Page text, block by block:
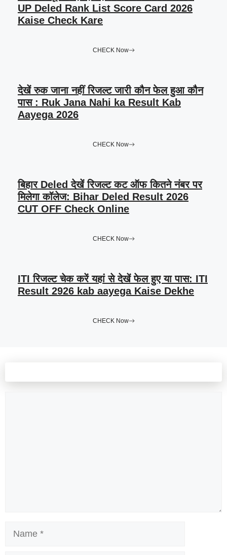
UP Deled Rank List Score Card 2026
Kaise Check Kare
CHECK Now
देखें रुक जाना नहीं रिजल्ट जारी कौन फेल हुआ कौन
पास : Ruk Jana Nahi ka Result Kab
Aayega 2026
CHECK Now
बिहार Deled देखें रिजल्ट कट ऑफ कितने नंबर पर
मिलेगा कॉलेज: Bihar Deled Result 2026
CUT OFF Check Online
CHECK Now
ITI रिजल्ट चेक करें यहां से देखें फेल हुए या पास: ITI
Result 2926 kab aayega Kaise Dekhe
CHECK Now